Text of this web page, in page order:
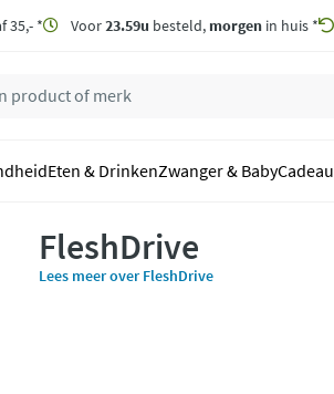
35,- * Voor23.59u besteld, morgen in huis *
Eten & DrinkenZwanger & Baby
FleshDrive
Lees meer over FleshDrive